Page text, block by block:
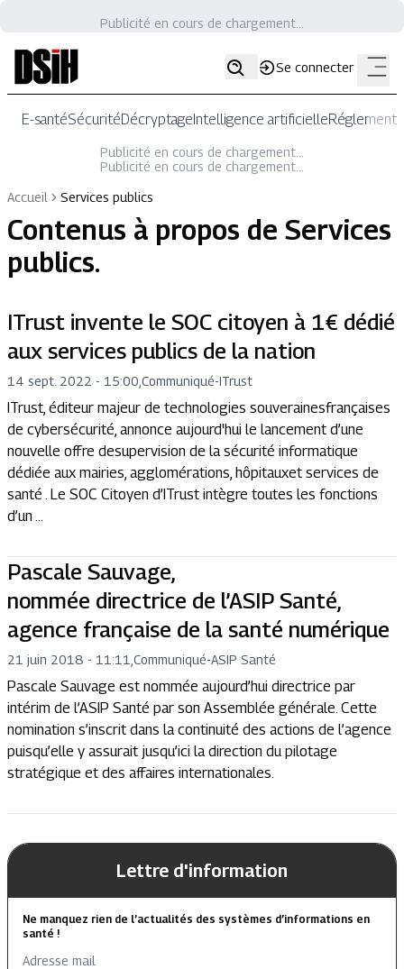
Publicité en cours de chargement...
Se connecter
E-santéSécuritéDécryptageIntelligence artificielle
Publicité en cours de chargement...
Publicité en cours de chargement...
Accueil
Services publics
Contenus à propos de Services
publics.
ITrust invente le SOC citoyen à 1€ dédié
aux services publics de la nation
14 sept. 2022 - 15:00 Communiqué-ITrust
ITrust, éditeur majeur de technologies souverainesfrançaises
de cybersécurité, annonce aujourd'hui le lancement d’une
nouvelle offre desupervision de la sécurité informatique
dédiée aux mairies, agglomérations, hôpitauxet services de
santé . Le SOC Citoyen d’ITrust intègre toutes les fonctions
d’un ...
Pascale Sauvage,
nommée directrice de l’ASIP Santé,
agence française de la santé numérique
21 juin 2018 - 11:11 Communiqué-ASIP Santé
Pascale Sauvage est nommée aujourd’hui directrice par
intérim de l’ASIP Santé par son Assemblée générale. Cette
nomination s’inscrit dans la continuité des actions de l’agence
puisqu’elle y assurait jusqu’ici la direction du pilotage
stratégique et des affaires internationales.
Lettre d'information
Ne manquez rien de l’actualités des systèmes d’informations en
santé !
Adresse mail